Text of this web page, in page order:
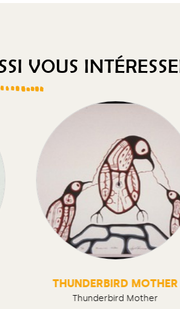
VOUS
THUNDERBIRD MOTHER
Thunderbird Mother